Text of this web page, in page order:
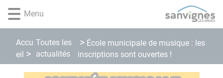
Lien
d'accès
rapide
menu
Lien
d'accès
rapide
contenu
principal
Lien
d'accès
rapide
recherche
Lien
d'accès
rapide
de
Menu
Accu
eil
Toutes les
actualités
École municipale de musique : les
inscriptions sont ouvertes !